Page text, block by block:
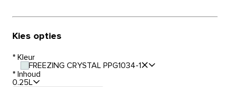
Kies opties
* Kleur
FREEZING CRYSTAL PPG1034-1
* Inhoud
0.25L